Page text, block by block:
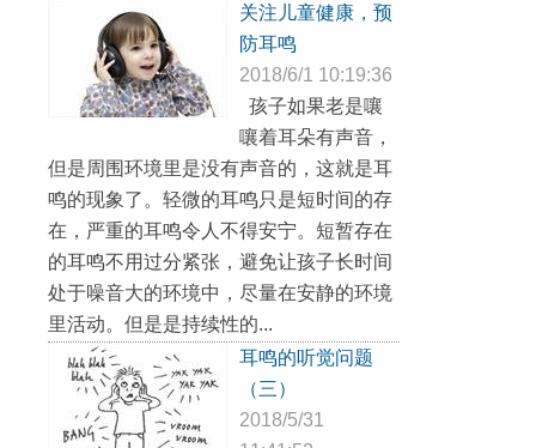
关注儿童健康，预
防耳鸣
2018/6/1 10:19:36
孩子如果老是嚷
嚷着耳朵有声音，
但是周围环境里是没有声音的，这就是耳
鸣的现象了。轻微的耳鸣只是短时间的存
在，严重的耳鸣令人不得安宁。短暂存在
的耳鸣不用过分紧张，避免让孩子长时间
处于噪音大的环境中，尽量在安静的环境
里活动。但是是持续性的...
耳鸣的听觉问题
（三）
2018/5/31